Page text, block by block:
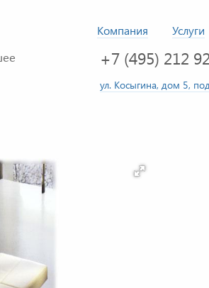
Компания Услуги
+7 (495) 212
ул. Косыгина, дом 5,